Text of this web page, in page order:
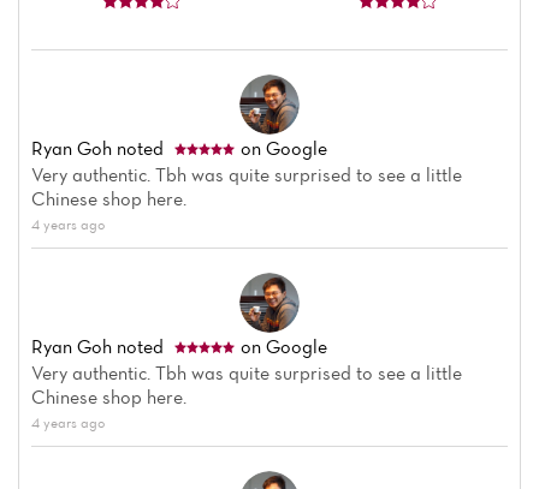
Ryan Goh noted
on Google
Very authentic. Tbh was quite surprised to see a little
Chinese shop here.
4 years ago
Ryan Goh noted
on Google
Very authentic. Tbh was quite surprised to see a little
Chinese shop here.
4 years ago